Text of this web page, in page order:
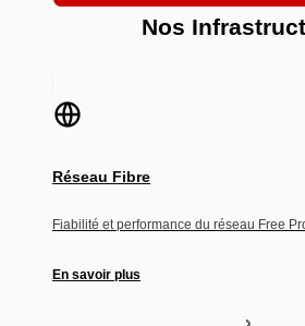
Nos
Réseau Fibre
Fiabilité et performance du réseau Free
En savoir plus